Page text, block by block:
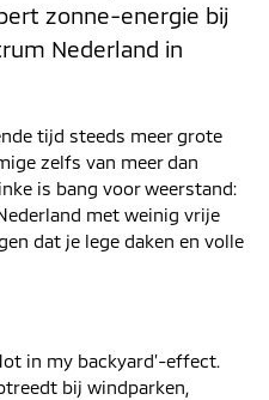
zonne-energie bij
Nederland in
tijd steeds meer grote
zelfs van meer dan
is bang voor weerstand:
met weinig vrije
dat je lege daken en volle
in my backyard’-effect.
bij windparken,